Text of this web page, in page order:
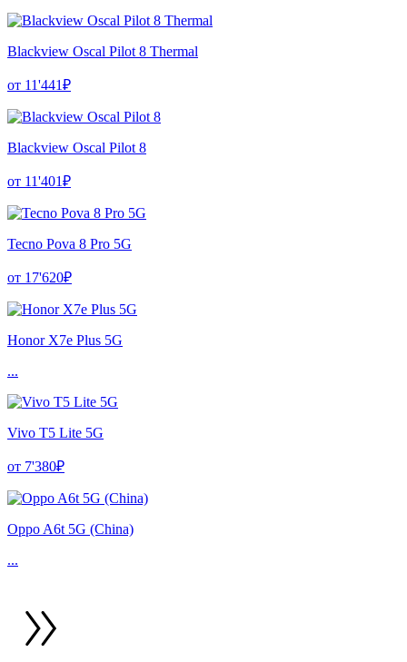
Blackview Oscal Pilot 8 Thermal
от 11'441₽
Blackview Oscal Pilot 8
от 11'401₽
Tecno Pova 8 Pro 5G
от 17'620₽
Honor X7e Plus 5G
...
Vivo T5 Lite 5G
от 7'380₽
Oppo A6t 5G (China)
...